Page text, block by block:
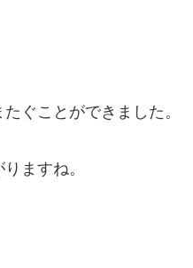
ぐことができました。
ますね。